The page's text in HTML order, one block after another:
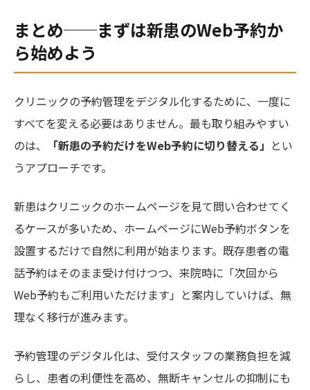
まとめ──まずは新患のWeb予約か
ら始めよう
クリニックの予約管理をデジタル化するために、一度に
すべてを変える必要はありません。最も取り組みやすい
のは、
「新患の予約だけをWeb予約に切り替える」 とい
うアプローチです。
新患はクリニックのホームページを見て問い合わせてく
るケースが多いため、ホームページにWeb予約ボタンを
設置するだけで自然に利用が始まります。既存患者の電
話予約はそのまま受け付けつつ、来院時に「次回から
Web予約もご利用いただけます」と案内していけば、無
理なく移行が進みます。
予約管理のデジタル化は、受付スタッフの業務負担を減
らし、患者の利便性を高め、無断キャンセルの抑制にも